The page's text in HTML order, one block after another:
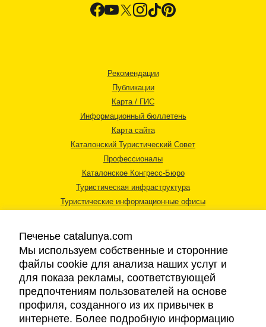
Рекомендации
Публикации
Карта / ГИС
Информационный бюллетень
Карта сайта
Каталонский Туристический Совет
Профессионалы
Каталонское Конгресс-Бюро
Туристическая инфраструктура
Туристические информационные офисы
Правовая информация
Cookies
Печенье catalunya.com
Мы используем собственные и сторонние
файлы cookie для анализа наших услуг и
для показа рекламы, соответствующей
предпочтениям пользователей на основе
профиля, созданного из их привычек в
интернете. Более подробную информацию